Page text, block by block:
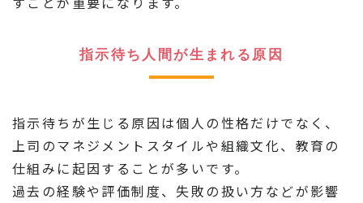
指示待ち人間が生まれる原因
指示待ちが生じる原因は個人の性格だけでなく、
上司のマネジメントスタイルや組織文化、教育の
仕組みに起因することが多いです。
過去の経験や評価制度、失敗の扱い方などが影響